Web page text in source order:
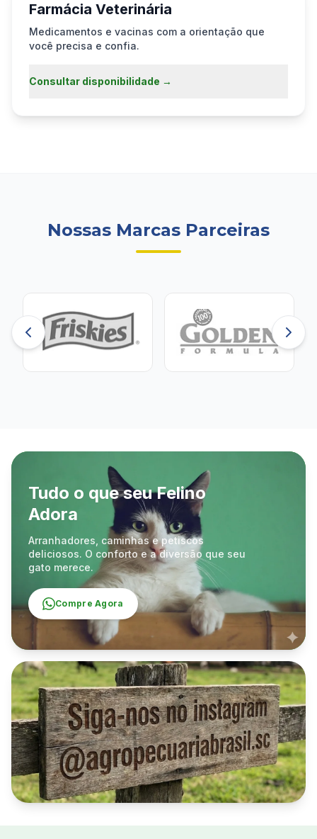
Farmácia Veterinária
Medicamentos e vacinas com a orientação que
você precisa e confia.
Consultar disponibilidade →
Nossas Marcas Parceiras
Tudo o que seu Felino
Adora
Arranhadores, caminhas e petiscos
deliciosos. O conforto e a diversão que seu
gato merece.
Compre Agora